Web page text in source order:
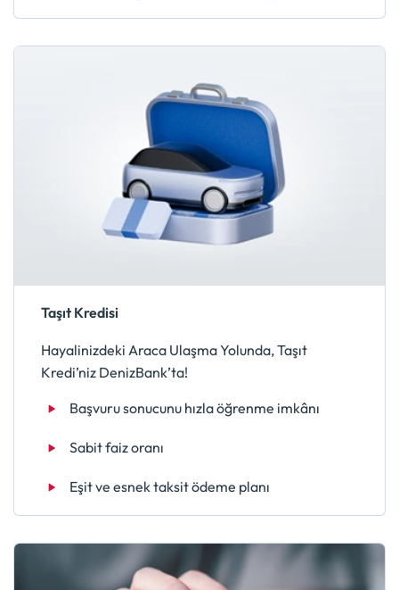
Taşıt Kredisi
Hayalinizdeki Araca Ulaşma Yolunda, Taşıt
Kredi’niz DenizBank’ta!
Başvuru sonucunu hızla öğrenme imkânı
Sabit faiz oranı
Eşit ve esnek taksit ödeme planı